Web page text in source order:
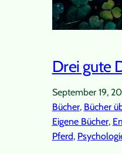
Drei gute
September 19,
Bücher, Bücher
Eigene Bücher,
Pferd,